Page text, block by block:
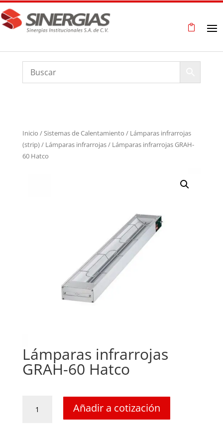
Inicio /Sistemas de Calentamiento / Lámparas infrarrojas
(strip)/ Lámparas infrarrojas/ Lámparas infrarrojas GRAH-
60 Hatco
Lámparas infrarrojas
GRAH-60 Hatco
infrarrojas
Añadir a cotización